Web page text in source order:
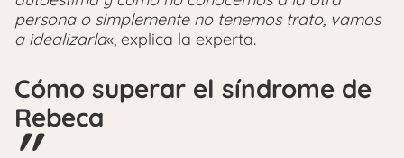
persona o simplemente no tenemos trato, vamos
a idealizarla«, explica la experta.
Cómo superar el síndrome de
Rebeca